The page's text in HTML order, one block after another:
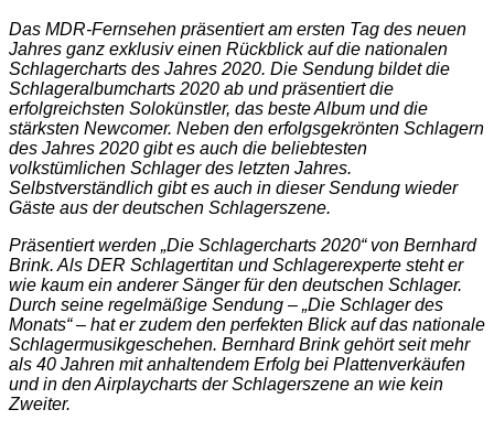
Das MDR-Fernsehen präsentiert am ersten Tag des neuen
Jahres ganz exklusiv einen Rückblick auf die nationalen
Schlagercharts des Jahres 2020. Die Sendung bildet die
Schlageralbumcharts 2020 ab und präsentiert die
erfolgreichsten Solokünstler, das beste Album und die
stärksten Newcomer. Neben den erfolgsgekrönten Schlagern
des Jahres 2020 gibt es auch die beliebtesten
volkstümlichen Schlager des letzten Jahres.
Selbstverständlich gibt es auch in dieser Sendung wieder
Gäste aus der deutschen Schlagerszene.
Präsentiert werden „Die Schlagercharts 2020“ von Bernhard
Brink. Als DER Schlagertitan und Schlagerexperte steht er
wie kaum ein anderer Sänger für den deutschen Schlager.
Durch seine regelmäßige Sendung – „Die Schlager des
Monats“ – hat er zudem den perfekten Blick auf das nationale
Schlagermusikgeschehen. Bernhard Brink gehört seit mehr
als 40 Jahren mit anhaltendem Erfolg bei Plattenverkäufen
und in den Airplaycharts der Schlagerszene an wie kein
Zweiter.